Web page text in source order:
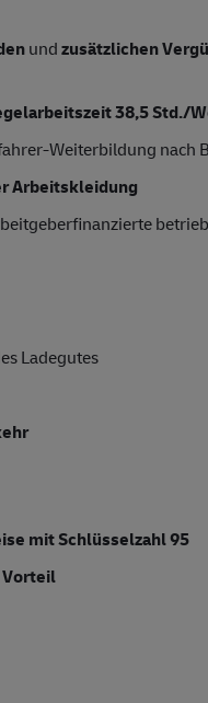
undzusätzlichen
38,5 Std./
Weiterbildung nach
Arbeitskleidung
Ladegutes
mit Schlüsselzahl 95